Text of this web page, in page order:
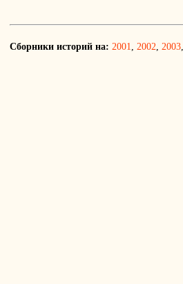
Сборники историй на: 2001, 2002, 2003,